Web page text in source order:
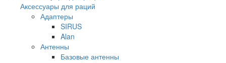
Аксессуары для раций
Адаптеры
SIRUS
Alan
Антенны
Базовые антенны